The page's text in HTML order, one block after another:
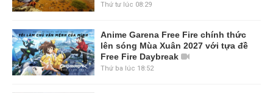
Thứ tư lúc 08:29
Anime Garena Free Fire chính thức
lên sóng Mùa Xuân 2027 với tựa đề
Free Fire Daybreak
Thứ ba lúc 18:52